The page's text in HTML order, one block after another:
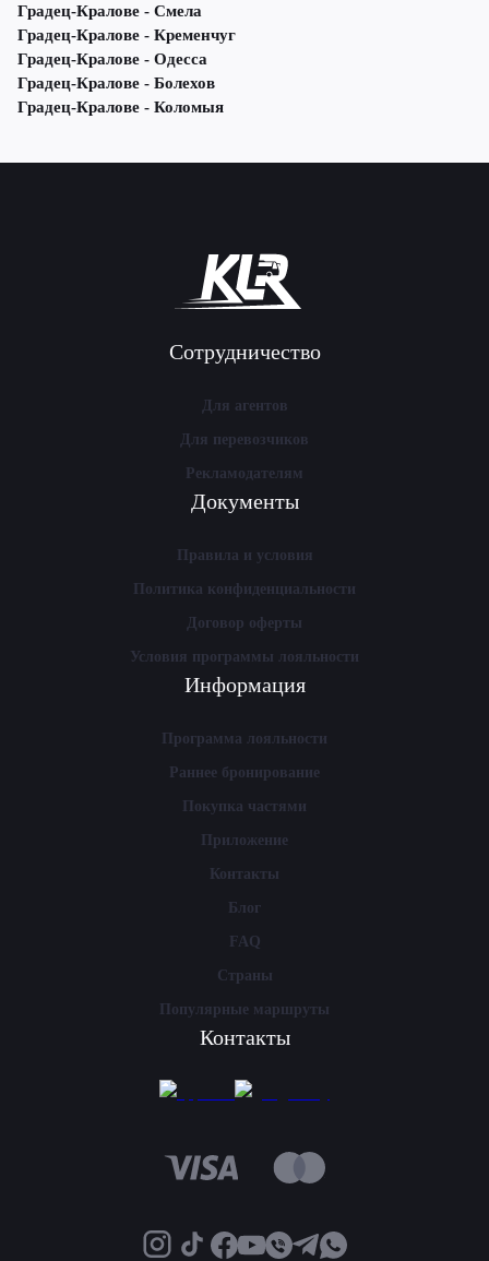
Градец-Кралове - Смела
Градец-Кралове - Кременчуг
Градец-Кралове - Одесса
Градец-Кралове - Болехов
Градец-Кралове - Коломыя
Сотрудничество
Для агентов
Для перевозчиков
Рекламодателям
Документы
Правила и условия
Политика конфиденциальности
Договор оферты
Условия программы лояльности
Информация
Программа лояльности
Раннее бронирование
Покупка частями
Приложение
Контакты
Блог
FAQ
Страны
Популярные маршруты
Контакты